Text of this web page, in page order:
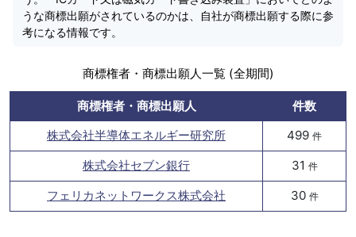
うな商標出願がされているのかは、自社が商標出願する際に参
考になる情報です。
商標権者・商標出願人一覧 (全期間)
商標権者・商標出願人
件数
株式会社半導体エネルギー研究所
499 件
株式会社セブン銀行 31 件
フェリカネットワークス株式会社 30 件